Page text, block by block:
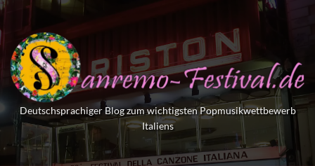
Skip
to
content
Deutschsprachiger Blog zum wichtigsten Popmusikwettbewerb
Italiens